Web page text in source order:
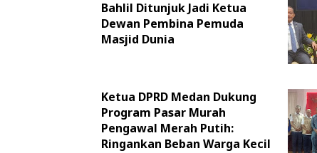
Bahlil Ditunjuk Jadi Ketua
Dewan Pembina Pemuda
Masjid Dunia
Ketua DPRD Medan Dukung
Program Pasar Murah
Pengawal Merah Putih:
Ringankan Beban Warga Kecil